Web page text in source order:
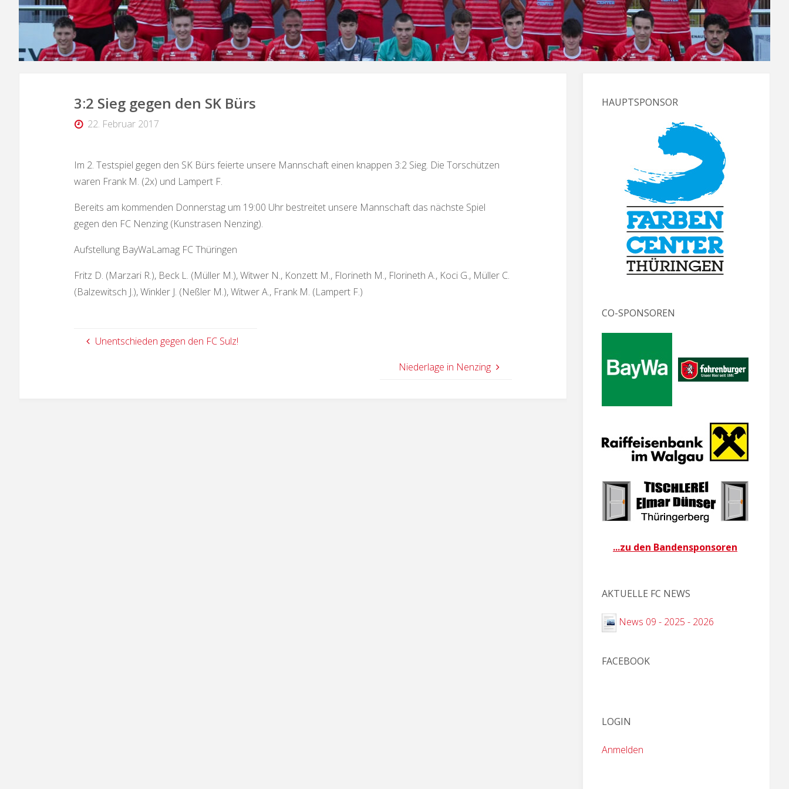
3:2 Sieg gegen den SK Bürs
22. Februar 2017
Im 2. Testspiel gegen den SK Bürs feierte unsere Mannschaft einen knappen 3:2 Sieg. Die Torschützen
waren Frank M. (2x) und Lampert F.
Bereits am kommenden Donnerstag um 19:00 Uhr bestreitet unsere Mannschaft das nächste Spiel
gegen den FC Nenzing (Kunstrasen Nenzing).
Aufstellung BayWaLamag FC Thüringen
Fritz D. (Marzari R.), Beck L. (Müller M.), Witwer N., Konzett M., Florineth M., Florineth A., Koci G., Müller C.
(Balzewitsch J.), Winkler J. (Neßler M.), Witwer A., Frank M. (Lampert F.)
Unentschieden gegen den FC Sulz!
Niederlage in Nenzing
HAUPTSPONSOR
CO-SPONSOREN
...zu den Bandensponsoren
AKTUELLE FC NEWS
News 09 - 2025 - 2026
FACEBOOK
LOGIN
Anmelden